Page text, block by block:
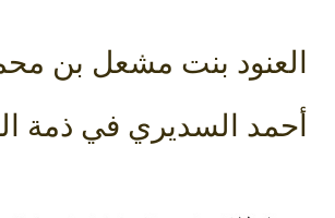
العنود بنت مشعل بن
أحمد السديري في ذمة